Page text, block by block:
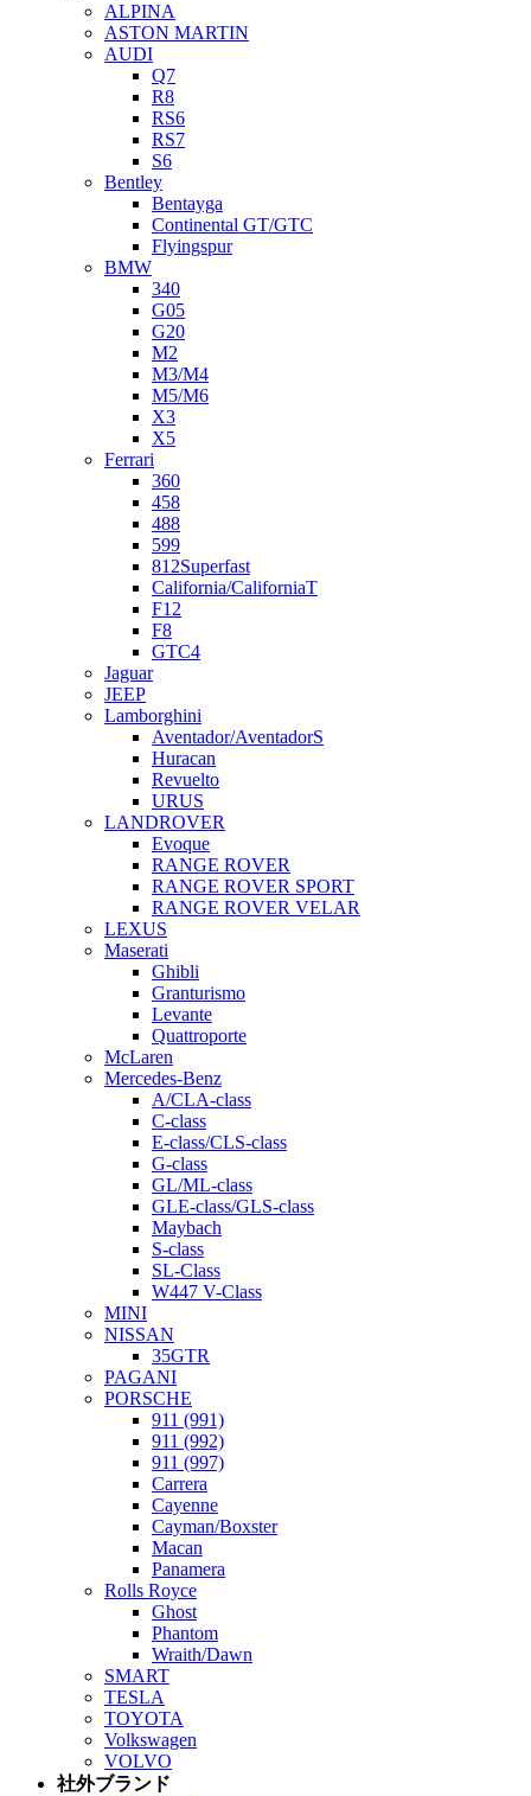
ALPINA
ASTON MARTIN
AUDI
Q7
R8
RS6
RS7
S6
Bentley
Bentayga
Continental GT/GTC
Flyingspur
BMW
340
G05
G20
M2
M3/M4
M5/M6
X3
X5
Ferrari
360
458
488
599
812Superfast
California/CaliforniaT
F12
F8
GTC4
Jaguar
JEEP
Lamborghini
Aventador/AventadorS
Huracan
Revuelto
URUS
LANDROVER
Evoque
RANGE ROVER
RANGE ROVER SPORT
RANGE ROVER VELAR
LEXUS
Maserati
Ghibli
Granturismo
Levante
Quattroporte
McLaren
Mercedes-Benz
A/CLA-class
C-class
E-class/CLS-class
G-class
GL/ML-class
GLE-class/GLS-class
Maybach
S-class
SL-Class
W447 V-Class
MINI
NISSAN
35GTR
PAGANI
PORSCHE
911 (991)
911 (992)
911 (997)
Carrera
Cayenne
Cayman/Boxster
Macan
Panamera
Rolls Royce
Ghost
Phantom
Wraith/Dawn
SMART
TESLA
TOYOTA
Volkswagen
VOLVO
社外ブランド